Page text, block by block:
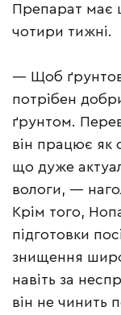
Препарат має
чотири тижні.
— Щоб
потрібен
ґрунтом.
він працює як
що дуже
вологи, —
Крім того,
підготовки
знищення
навіть за
він не чинить